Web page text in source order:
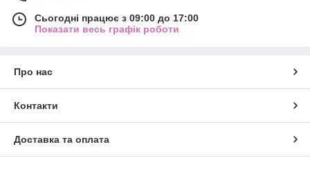
Сьогодні працює з 09:00 до 17:00
Показати весь графік роботи
Про нас
Контакти
Доставка та оплата